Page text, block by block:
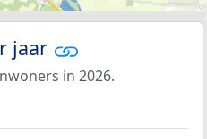
jaar
in 2026.